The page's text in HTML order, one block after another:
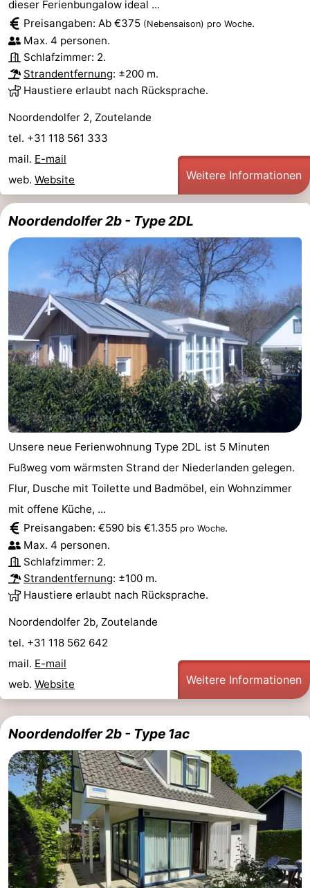
dieser Ferienbungalow ideal ...
Preisangaben: Ab €375 (Nebensaison) pro Woche.
Max. 4 personen.
Schlafzimmer: 2.
Strandentfernung: ±200 m.
Haustiere erlaubt nach Rücksprache.
Noordendolfer 2, Zoutelande
tel. +31 118 561 333
mail. E-mail
web. Website Weitere Informationen
Noordendolfer 2b - Type 2DL
Unsere neue Ferienwohnung Type 2DL ist 5 Minuten
Fußweg vom wärmsten Strand der Niederlanden gelegen.
Flur, Dusche mit Toilette und Badmöbel, ein Wohnzimmer
mit offene Küche, ...
Preisangaben: €590 bis €1.355 pro Woche.
Max. 4 personen.
Schlafzimmer: 2.
Strandentfernung: ±100 m.
Haustiere erlaubt nach Rücksprache.
Noordendolfer 2b, Zoutelande
tel. +31 118 562 642
mail. E-mail
web. Website Weitere Informationen
Noordendolfer 2b - Type 1ac